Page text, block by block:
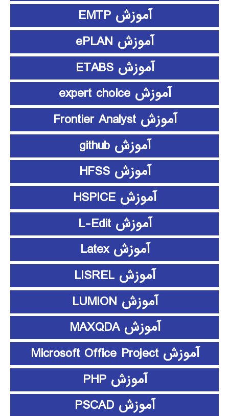
آموزش EMTP
آموزش ePLAN
آموزش ETABS
آموزش expert choice
آموزش Frontier Analyst
آموزش github
آموزش HFSS
آموزش HSPICE
آموزش L-Edit
آموزش Latex
آموزش LISREL
آموزش LUMION
آموزش MAXQDA
آموزش Microsoft Office Project
آموزش PHP
آموزش PSCAD